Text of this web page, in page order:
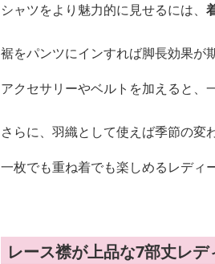
シャツをより魅力的に見せるには、
裾をパンツにインすれば脚長効果が
アクセサリーやベルトを加えると、
さらに、羽織として使えば季節の変
一枚でも重ね着でも楽しめるレディ
レース襟が上品な7部丈レデ